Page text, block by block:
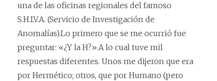
una de las oficinas regionales del famoso
S.H.I.V.A. (Servicio de Investigación de
Anomalías).Lo primero que se me ocurrió fue
preguntar: «¿Y la H?».A lo cual tuve mil
respuestas diferentes. Unos me dijeron que era
por Hermético; otros, que por Humano (pero